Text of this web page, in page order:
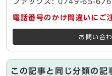
ファックス: 0749-65-
電話番号のかけ間違いにご
お問い合
この記事と同じ分類の記